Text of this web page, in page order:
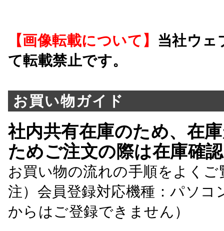
【画像転載について】 当社ウェ
て転載禁止です。
お買い物ガイド
社内共有在庫のため、在
ためご注文の際は在庫確
お買い物の流れの手順をよくご
注）会員登録対応機種：パソ
からはご登録できません）